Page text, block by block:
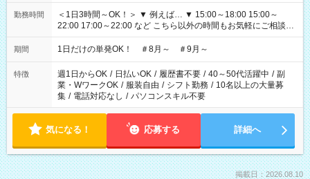
勤務時間
＜1日3時間～OK！＞ ▼ 例えば… ▼ 15:00～18:00 15:00～
22:00 17:00～22:00 など こちら以外の時間もお気軽にご相談く
ださい！
期間 1日だけの単発OK！ ＃8月～ ＃9月～
特徴 週1日からOK / 日払いOK / 履歴書不要 / 40～50代活躍中 / 副
業・WワークOK / 服装自由 / シフト勤務 / 10名以上の大量募
集 / 電話対応なし / パソコンスキル不要
気になる！ 応募する 詳細へ
掲載日：2026.08.10